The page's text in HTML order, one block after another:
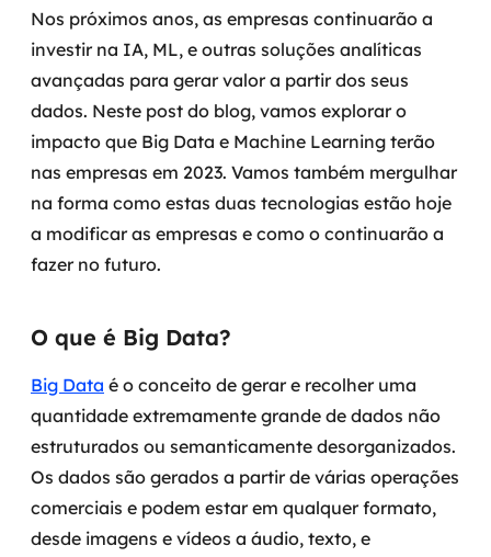
Data Lakes & Warehouses
Governança de dados
Modernização de aplicações
Desenvolvimento web e mobile
Modernização tecnológica
Arquitetura de soluções
UX / UI design
Sustentar operações com eficiência
Sustentação de aplicações
Nos próximos anos, as empresas continuarão a
investir na IA, ML, e outras soluções analíticas
avançadas para gerar valor a partir dos seus
dados. Neste post do blog, vamos explorar o
impacto que Big Data e Machine Learning terão
nas empresas em 2023. Vamos também mergulhar
na forma como estas duas tecnologias estão hoje
a modificar as empresas e como o continuarão a
fazer no futuro.
O que é Big Data?
Big Data é o conceito de gerar e recolher uma
quantidade extremamente grande de dados não
estruturados ou semanticamente desorganizados.
Os dados são gerados a partir de várias operações
comerciais e podem estar em qualquer formato,
desde imagens e vídeos a áudio, texto, e